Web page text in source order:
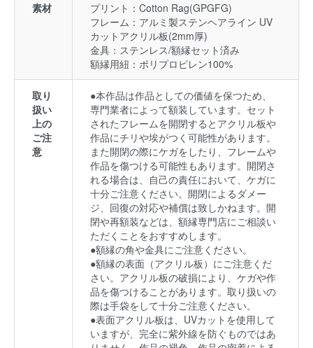
素材
プリント：Cotton Rag(GPGFG)
フレーム：アルミ製ステンヘアライン UV
カットアクリル板(2mm厚)
金具：ステンレス/額縁セット済み
額縁用紐：ポリプロピレン100%
取り
扱い
上の
ご注
意
●本作品は作品としての価値を保つため、
専門業者によって額装しています。セット
されたフレームを開閉するとアクリル板や
作品にチリや埃がつく可能性があります。
また開閉の際にケガをしたり、フレームや
作品を傷つける可能性もあります。開閉さ
れる場合は、自己の責任において、ケガに
十分ご注意ください。開閉によるダメー
ジ、回復の対応や補償は致しかねます。開
閉や再額装などは、額縁専門店にご相談い
ただくことをおすすめします。
●額縁の角や金具にご注意ください。
●額縁の表面（アクリル板）にご注意くだ
さい。アクリル板の破損により、ケガや作
品を傷つけることがあります。取り扱いの
際は手袋をして十分ご注意ください。
●表面アクリル板は、UVカットを使用して
いますが、完全に紫外線を防ぐものではあ